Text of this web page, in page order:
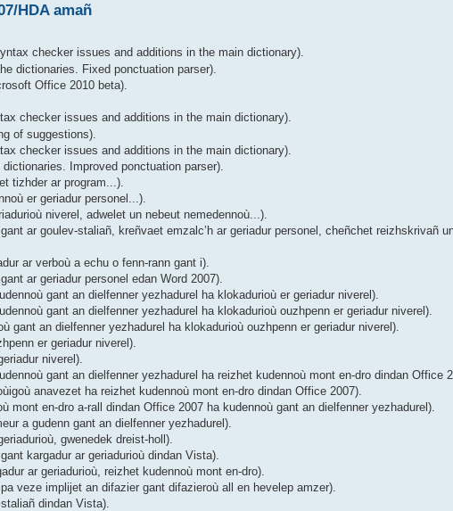
HDA amañ
checker issues and additions in the main dictionary).
dictionaries. Fixed ponctuation parser).
Office 2010 beta).
checker issues and additions in the main dictionary).
of suggestions).
checker issues and additions in the main dictionary).
Improved ponctuation parser).
tizhder ar program...).
er geriadur personel...).
niverel, adwelet un nebeut nemedennoù...).
ar goulev-staliañ, kreñvaet emzalc’h ar geriadur personel, cheñchet reizhskrivañ
ar verboù a echu o fenn-rann gant i).
ar geriadur personel edan Word 2007).
gant an dielfenner yezhadurel ha klokadurioù er geriadur niverel).
gant an dielfenner yezhadurel ha klokadurioù ouzhpenn er geriadur niverel).
gant an dielfenner yezhadurel ha klokadurioù ouzhpenn er geriadur niverel).
er geriadur niverel).
niverel).
gant an dielfenner yezhadurel ha reizhet kudennoù mont en-dro dindan Office
anavezet ha reizhet kudennoù mont en-dro dindan Office 2007).
mont en-dro a-rall dindan Office 2007 ha kudennoù gant an dielfenner yezhadurel).
a gudenn gant an dielfenner yezhadurel).
gwenedek dreist-holl).
kargadur ar geriadurioù dindan Vista).
ar geriadurioù, reizhet kudennoù mont en-dro).
veze implijet an difazier gant difazieroù all en hevelep amzer).
dindan Vista).